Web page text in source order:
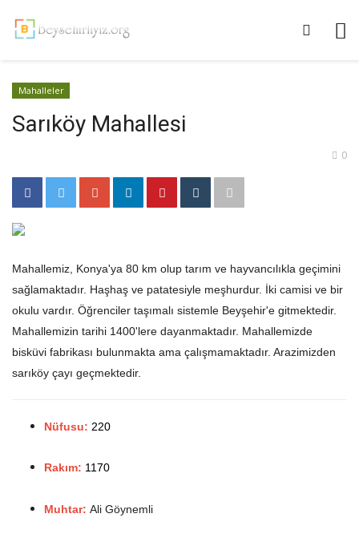
Mahalleler
Sarıköy Mahallesi
0
Mahallemiz, Konya'ya 80 km olup tarım ve hayvancılıkla geçimini
sağlamaktadır. Haşhaş ve patatesiyle meşhurdur. İki camisi ve bir
okulu vardır. Öğrenciler taşımalı sistemle Beyşehir'e gitmektedir.
Mahallemizin tarihi 1400'lere dayanmaktadır. Mahallemizde
bisküvi fabrikası bulunmakta ama çalışmamaktadır. Arazimizden
sarıköy çayı geçmektedir.
Nüfusu: 220
Rakım: 1170
Muhtar: Ali Göynemli